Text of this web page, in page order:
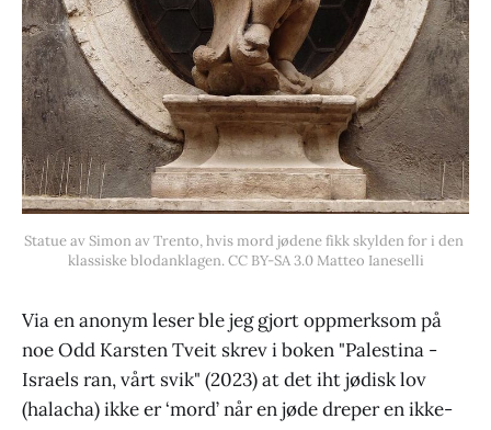
Statue av Simon av Trento, hvis mord jødene fikk skylden for i den
klassiske blodanklagen. CC BY-SA 3.0 Matteo Ianeselli
Via en anonym leser ble jeg gjort oppmerksom på
noe Odd Karsten Tveit skrev i boken "Palestina -
Israels ran, vårt svik" (2023) at det iht jødisk lov
(halacha) ikke er ‘mord’ når en jøde dreper en ikke-